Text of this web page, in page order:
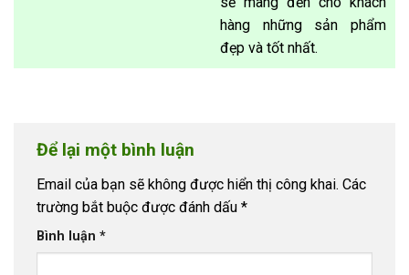
hàng những sản phẩm
đẹp và tốt nhất.
Để lại một bình luận
Email của bạn sẽ không được hiển thị công khai. Các
trường bắt buộc được đánh dấu *
Bình luận *